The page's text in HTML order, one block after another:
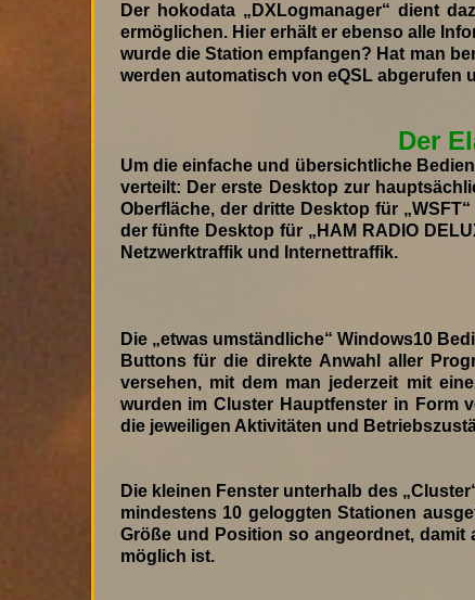
Der hokodata „DXLogmanager“ dient
ermöglichen. Hier erhält er ebenso alle
wurde die Station empfangen? Hat man
werden automatisch von eQSL abgerufen
Der
Um die einfache und übersichtliche
verteilt: Der erste Desktop zur
Oberfläche, der dritte Desktop für
der fünfte Desktop für „HAM RADIO
Netzwerktraffik und Internettraffik.
Die „etwas umständliche“ Windows10
Buttons für die direkte Anwahl aller
versehen, mit dem man jederzeit mit
wurden im Cluster Hauptfenster in Form
die jeweiligen Aktivitäten und
Die kleinen Fenster unterhalb des
mindestens 10 geloggten Stationen
Größe und Position so angeordnet,
möglich ist.